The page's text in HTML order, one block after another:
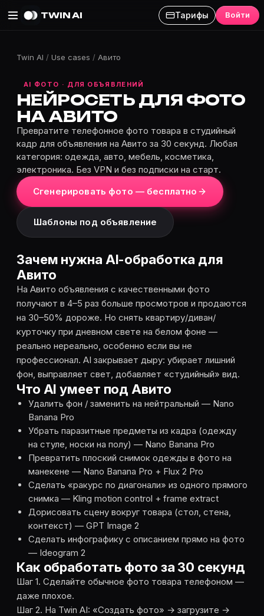
TWIN AI Тарифы Войти
Twin AI / Use cases / Авито
AI ФОТО · ДЛЯ ОБЪЯВЛЕНИЙ
НЕЙРОСЕТЬ ДЛЯ ФОТО
НА АВИТО
Превратите телефонное фото товара в студийный
кадр для объявления на Авито за 30 секунд. Любая
категория: одежда, авто, мебель, косметика,
электроника. Без VPN и без подписки на старт.
Сгенерировать фото — бесплатно
Шаблоны под объявление
Зачем нужна AI-обработка для
Авито
На Авито объявления с качественными фото
получают в 4–5 раз больше просмотров и продаются
на 30–50% дороже. Но снять квартиру/диван/
курточку при дневном свете на белом фоне —
реально нереально, особенно если вы не
профессионал. AI закрывает дыру: убирает лишний
фон, выправляет свет, добавляет «студийный» вид.
Что AI умеет под Авито
Удалить фон / заменить на нейтральный — Nano
Banana Pro
Убрать паразитные предметы из кадра (одежду
на стуле, носки на полу) — Nano Banana Pro
Превратить плоский снимок одежды в фото на
манекене — Nano Banana Pro + Flux 2 Pro
Сделать «ракурс по диагонали» из одного прямого
снимка — Kling motion control + frame extract
Дорисовать сцену вокруг товара (стол, стена,
контекст) — GPT Image 2
Сделать инфографику с описанием прямо на фото
— Ideogram 2
Как обработать фото за 30 секунд
Шаг 1. Сделайте обычное фото товара телефоном —
даже плохое.
Шаг 2. На Twin AI: «Создать фото» → загрузите →